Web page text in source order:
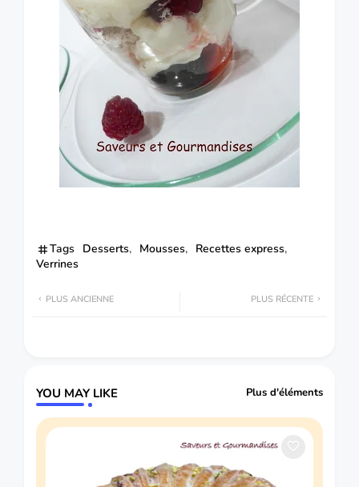
Tags Desserts Mousses
Recettes express
Verrines
PLUS RÉCENTE
PLUS ANCIENNE
YOU MAY LIKE Plus d'éléments